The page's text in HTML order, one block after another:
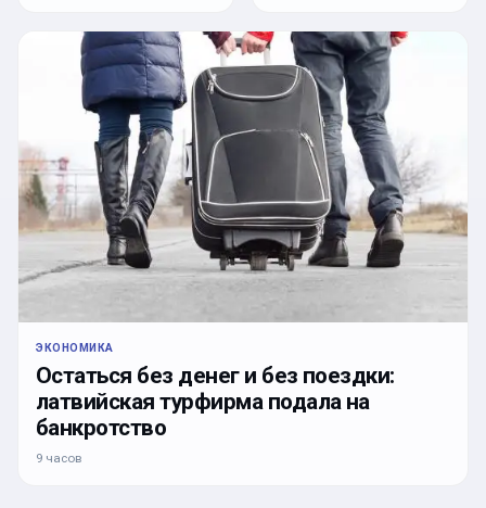
ЭКОНОМИКА
Остаться без денег и без поездки:
латвийская турфирма подала на
банкротство
9 часов